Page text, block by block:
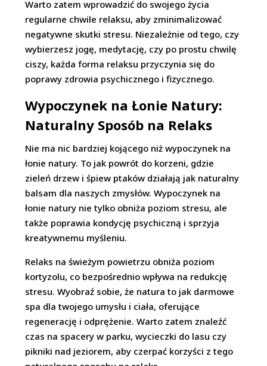
Warto zatem wprowadzić do swojego życia
regularne chwile relaksu, aby zminimalizować
negatywne skutki stresu. Niezależnie od tego, czy
wybierzesz jogę, medytację, czy po prostu chwilę
ciszy, każda forma relaksu przyczynia się do
poprawy zdrowia psychicznego i fizycznego.
Wypoczynek na Łonie Natury:
Naturalny Sposób na Relaks
Nie ma nic bardziej kojącego niż wypoczynek na
łonie natury. To jak powrót do korzeni, gdzie
zieleń drzew i śpiew ptaków działają jak naturalny
balsam dla naszych zmysłów. Wypoczynek na
łonie natury nie tylko obniża poziom stresu, ale
także poprawia kondycję psychiczną i sprzyja
kreatywnemu myśleniu.
Relaks na świeżym powietrzu obniża poziom
kortyzolu, co bezpośrednio wpływa na redukcję
stresu. Wyobraź sobie, że natura to jak darmowe
spa dla twojego umysłu i ciała, oferujące
regenerację i odprężenie. Warto zatem znaleźć
czas na spacery w parku, wycieczki do lasu czy
pikniki nad jeziorem, aby czerpać korzyści z tego